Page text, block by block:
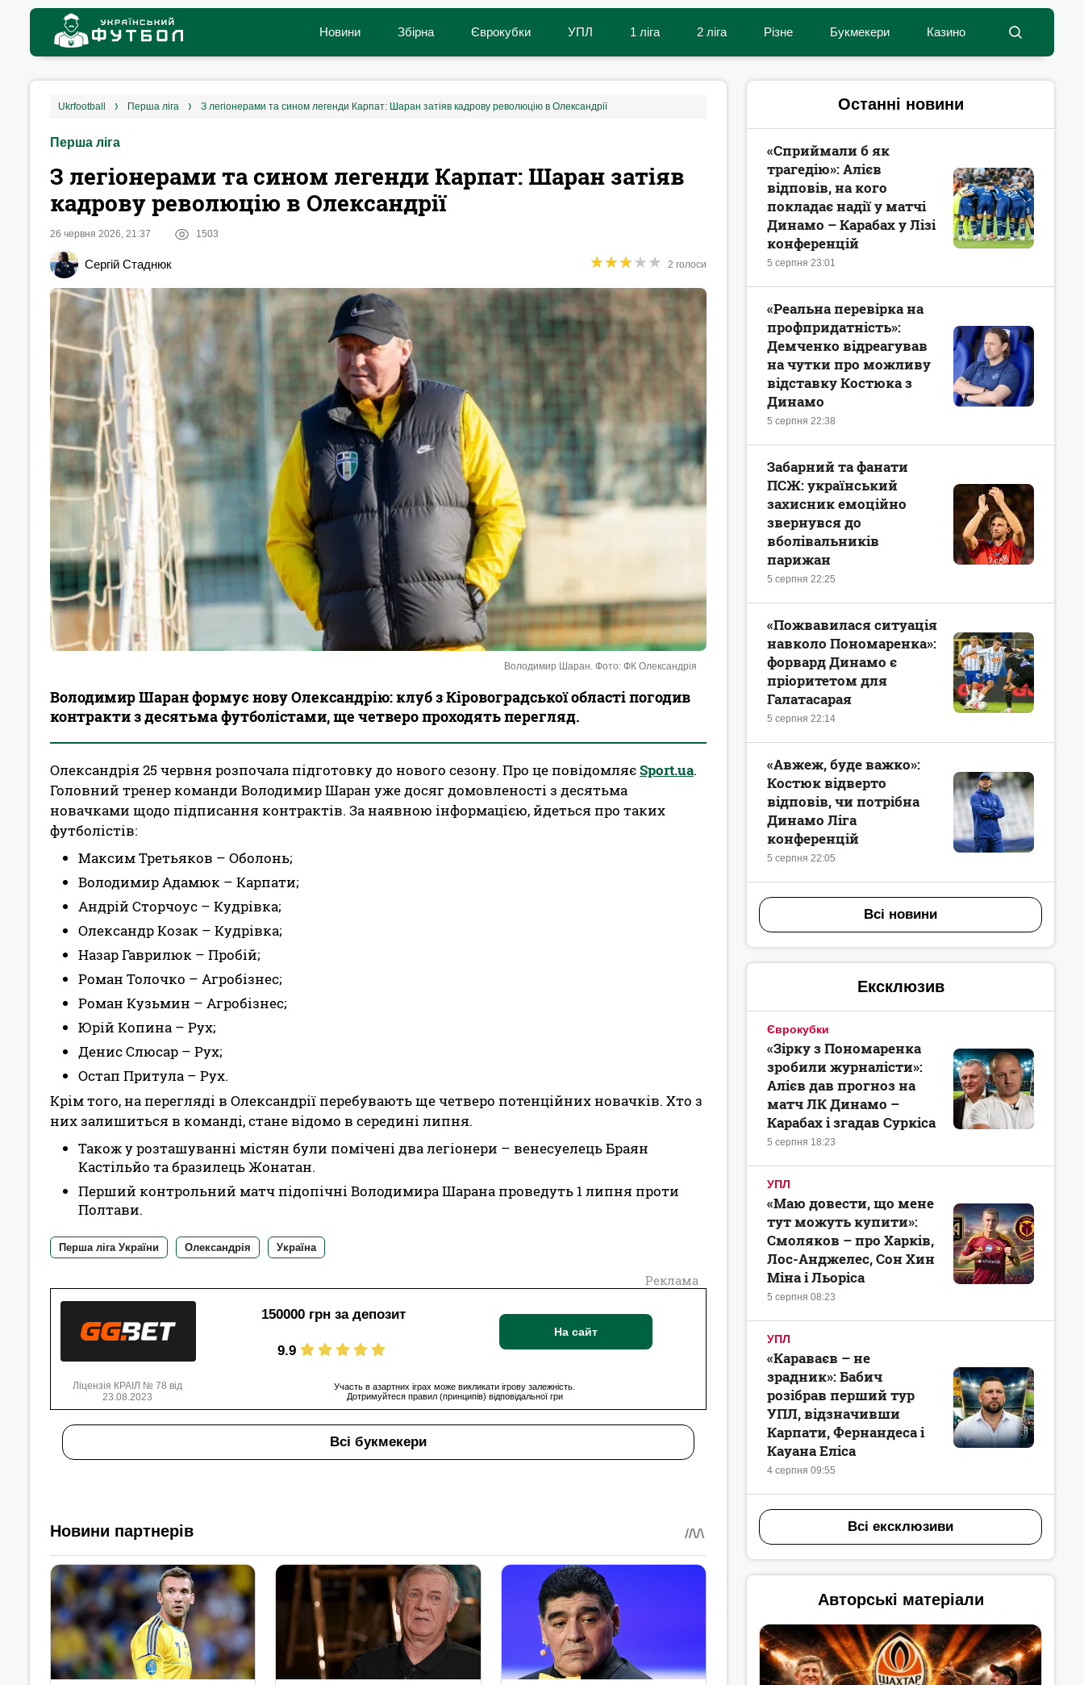
Новини Збірна Єврокубки УПЛ 1 ліга 2 ліга Різне Букмекери Казино
ukrfootball перша ліга З легіонерами та сином легенди Карпат: Шаран затіяв кадрову революцію в Олександрії
Перша ліга
З легіонерами та сином легенди Карпат: Шаран затіяв
кадрову революцію в Олександрії
26 червня 2026, 21:37 1503
Сергій Стаднюк ★★★★★
★★★★★ 2 голоси
Володимир Шаран. Фото: ФК Олександрія
Володимир Шаран формує нову Олександрію: клуб з Кіровоградської області погодив
контракти з десятьма футболістами, ще четверо проходять перегляд.
Олександрія 25 червня розпочала підготовку до нового сезону. Про це повідомляєSport.ua.
Головний тренер команди Володимир Шаран уже досяг домовленості з десятьма
новачками щодо підписання контрактів. За наявною інформацією, йдеться про таких
футболістів:
Максим Третьяков – Оболонь;
Володимир Адамюк – Карпати;
Андрій Сторчоус – Кудрівка;
Олександр Козак – Кудрівка;
Назар Гаврилюк – Пробій;
Роман Толочко – Агробізнес;
Роман Кузьмин – Агробізнес;
Юрій Копина – Рух;
Денис Слюсар – Рух;
Остап Притула – Рух.
Крім того, на перегляді в Олександрії перебувають ще четверо потенційних новачків. Хто з
них залишиться в команді, стане відомо в середині липня.
Також у розташуванні містян були помічені два легіонери – венесуелець Браян
Кастільйо та бразилець Жонатан.
Перший контрольний матч підопічні Володимира Шарана проведуть 1 липня проти
Полтави.
Перша ліга України Олександрія Україна
Реклама
150000 грн за депозит
9.9
На сайт
Ліцензія КРАІЛ № 78 від
23.08.2023
Участь в азартних іграх може викликати ігрову залежність.
Дотримуйтеся правил (принципів) відповідальної гри
Всі букмекери
Останні новини
5 серпня 23:01
«Сприймали б як
трагедію»: Алієв
відповів, на кого
покладає надії у матчі
Динамо – Карабах у Лізі
конференцій
5 серпня 22:38
«Реальна перевірка на
профпридатність»:
Демченко відреагував
на чутки про можливу
відставку Костюка з
Динамо
5 серпня 22:25
Забарний та фанати
ПСЖ: український
захисник емоційно
звернувся до
вболівальників
парижан
5 серпня 22:14
«Пожвавилася ситуація
навколо Пономаренка»:
форвард Динамо є
пріоритетом для
Галатасарая
5 серпня 22:05
«Авжеж, буде важко»:
Костюк відверто
відповів, чи потрібна
Динамо Ліга
конференцій
Всі новини
Ексклюзив
Єврокубки
5 серпня 18:23
«Зірку з Пономаренка
зробили журналісти»:
Алієв дав прогноз на
матч ЛК Динамо –
Карабах і згадав Суркіса
УПЛ
5 серпня 08:23
«Маю довести, що мене
тут можуть купити»:
Смоляков – про Харків,
Лос-Анджелес, Сон Хин
Міна і Льоріса
УПЛ
4 серпня 09:55
«Караваєв – не
зрадник»: Бабич
розібрав перший тур
УПЛ, відзначивши
Карпати, Фернандеса і
Кауана Еліса
Всі ексклюзиви
Авторські матеріали